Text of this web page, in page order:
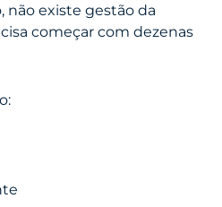
não existe gestão da
começar com dezenas